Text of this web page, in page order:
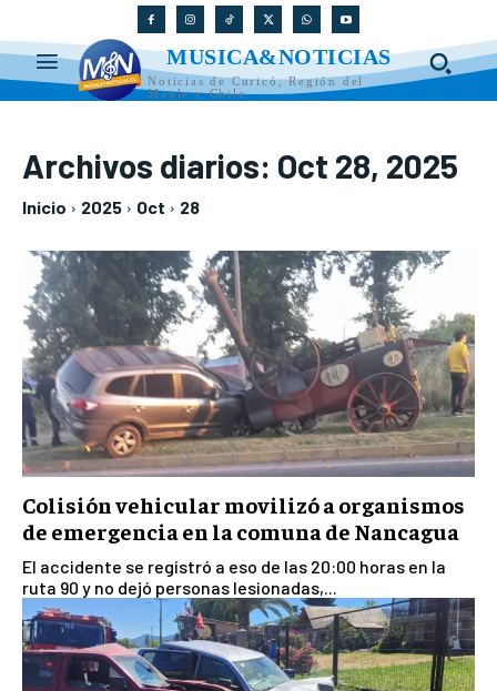
MUSICA&NOTICIAS
Noticias de Curicó, Región del
Maule y Chile
Archivos diarios: Oct 28, 2025
Inicio 2025 Oct 28
Colisión vehicular movilizó a organismos
de emergencia en la comuna de Nancagua
El accidente se registró a eso de las 20:00 horas en la
ruta 90 y no dejó personas lesionadas,...